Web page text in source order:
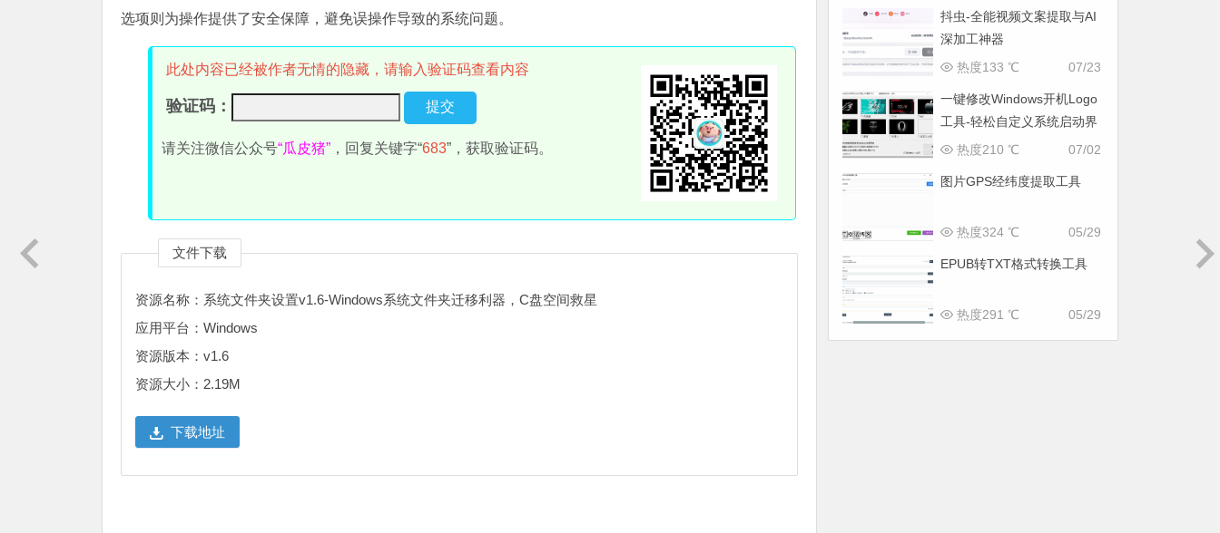
选项则为操作提供了安全保障，避免误操作导致的系统问题。
此处内容已经被作者无情的隐藏，请输入验证码查看内容
验证码：
请关注微信公众号“瓜皮猪” ，回复关键字“683”，获取验证码。
文件下载
资源名称：系统文件夹设置v1.6-Windows系统文件夹迁移利器，C盘空间救星
应用平台：Windows
资源版本：v1.6
资源大小：2.19M
下载地址
抖虫-全能视频文案提取与AI
深加工神器
07/23
热度133 ℃
一键修改Windows开机Logo
工具-轻松自定义系统启动界
面
07/02
热度210 ℃
图片GPS经纬度提取工具
05/29
热度324 ℃
EPUB转TXT格式转换工具
05/29
热度291 ℃